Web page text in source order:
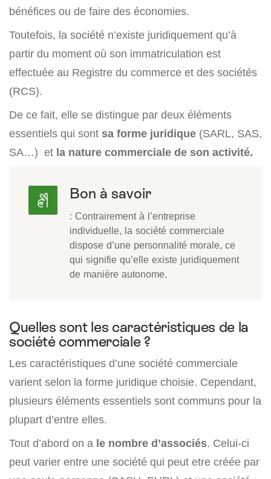
bénéfices ou de faire des économies.
Toutefois, la société n’existe juridiquement qu’à
partir du moment où son immatriculation est
effectuée au Registre du commerce et des sociétés
(RCS).
De ce fait, elle se distingue par deux éléments
essentiels qui sont sa forme juridique (SARL, SAS,
SA…) et la nature commerciale de son activité.
Bon à savoir
: Contrairement à l’entreprise
individuelle, la société commerciale
dispose d’une personnalité morale, ce
qui signifie qu’elle existe juridiquement
de manière autonome.
Quelles sont les caractéristiques de la
société commerciale ?
Les caractéristiques d’une société commerciale
varient selon la forme juridique choisie. Cependant,
plusieurs éléments essentiels sont communs pour la
plupart d’entre elles.
Tout d’abord on a le nombre d’associés. Celui-ci
peut varier entre une société qui peut etre créée par